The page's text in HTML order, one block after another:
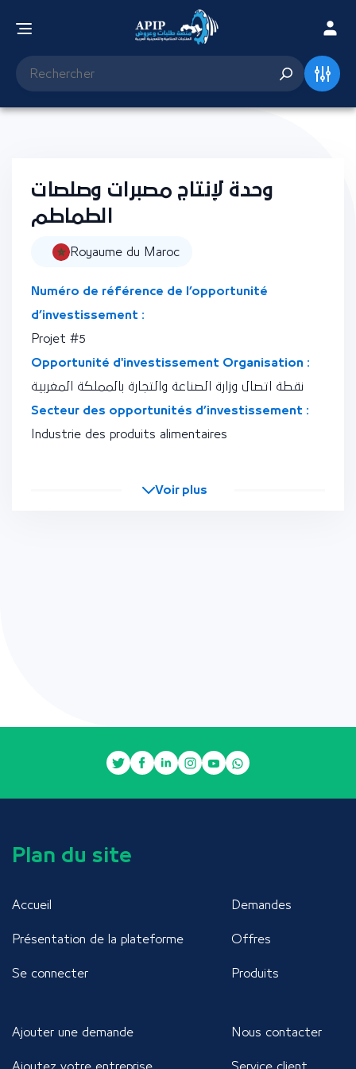
وحدة لإنتاج مصبرات وصلصات
الطماطم
Royaume du Maroc
Numéro de référence de l’opportunité
d’investissement :
Projet #5
Opportunité d'investissement Organisation :
نقطة اتصال وزارة الصناعة والتجارة بالمملكة المغربية
Secteur des opportunités d’investissement :
Industrie des produits alimentaires
Voir plus
Plan du site
Accueil
Présentation de la plateforme
Se connecter
Demandes
Offres
Produits
Ajouter une demande
Ajoutez votre entreprise
Nous contacter
Service client